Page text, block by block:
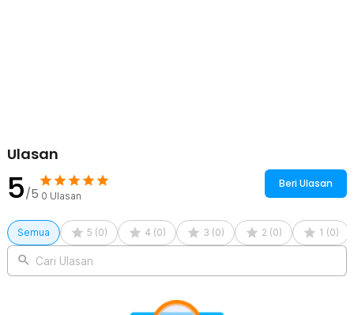
1 x Rhodey Rain Cover Bag Waterproof Reflektor Jas Hujan Tas
Ulasan
5/5 0 Ulasan
Beri Ulasan
Semua 5 (0) 4 (0) 3 (0) 2 (0) 1 (0)
Cari Ulasan